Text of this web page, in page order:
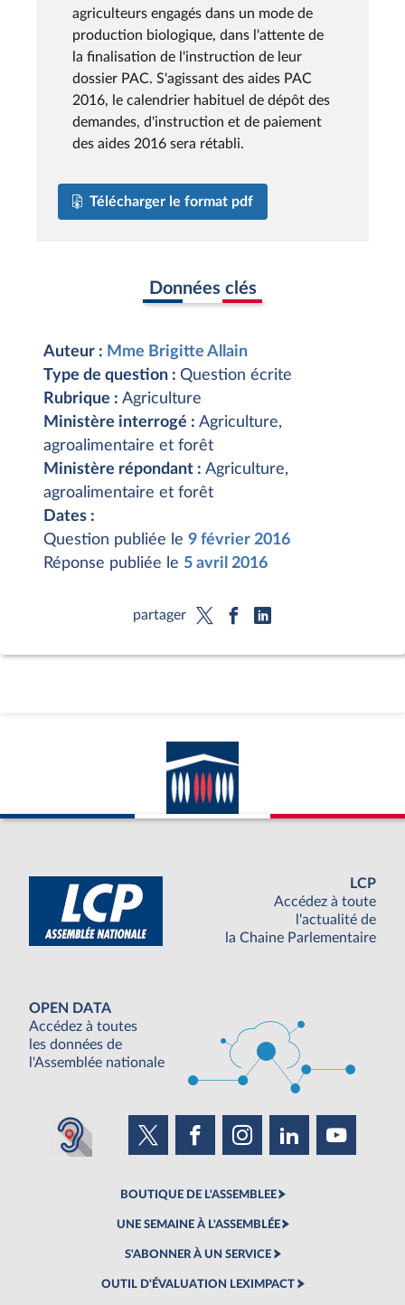
agriculteurs engagés dans un mode de
production biologique, dans l'attente de
la finalisation de l'instruction de leur
dossier PAC. S'agissant des aides PAC
2016, le calendrier habituel de dépôt des
demandes, d'instruction et de paiement
des aides 2016 sera rétabli.
Télécharger le format pdf
Données clés
Auteur : Mme Brigitte Allain
Type de question : Question écrite
Rubrique : Agriculture
Ministère interrogé : Agriculture,
agroalimentaire et forêt
Ministère répondant : Agriculture,
agroalimentaire et forêt
Dates :
Question publiée le 9 février 2016
Réponse publiée le 5 avril 2016
partager
LCP
Accédez à toute
l'actualité de
la Chaine Parlementaire
OPEN DATA
Accédez à toutes
les données de
l'Assemblée nationale
BOUTIQUE DE L'ASSEMBLEE
UNE SEMAINE À L'ASSEMBLÉE
S'ABONNER À UN SERVICE
OUTIL D'ÉVALUATION LEXIMPACT